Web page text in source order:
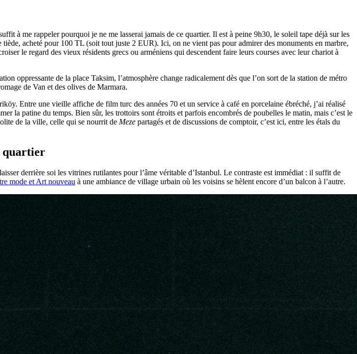
à me rappeler pourquoi je ne me lasserai jamais de ce quartier. Il est à peine 9h30, le soleil tape déjà sur les
tiède, acheté pour 100 TL (soit tout juste 2 EUR). Ici, on ne vient pas pour admirer des monuments en marbre,
le regard des vieux résidents grecs ou arméniens qui descendent faire leurs courses avec leur chariot à
oppressante de la place Taksim, l’atmosphère change radicalement dès que l’on sort de la station de métro
de Van et des olives de Marmara.
Entre une vieille affiche de film turc des années 70 et un service à café en porcelaine ébréché, j’ai réalisé
la patine du temps. Bien sûr, les trottoirs sont étroits et parfois encombrés de poubelles le matin, mais c’est le
de la ville, celle qui se nourrit de Meze partagés et de discussions de comptoir, c’est ici, entre les étals du
quartier
derrière soi les vitrines rutilantes pour l’âme véritable d’Istanbul. Le contraste est immédiat : il suffit de
mode et Art nouveau à une ambiance de village urbain où les voisins se hèlent encore d’un balcon à l’autre.